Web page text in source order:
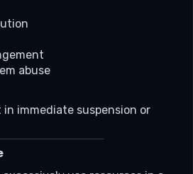
abuse
immediate suspension or